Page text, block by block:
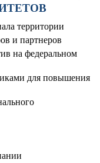
территории
и партнеров
на федеральном
для повышения